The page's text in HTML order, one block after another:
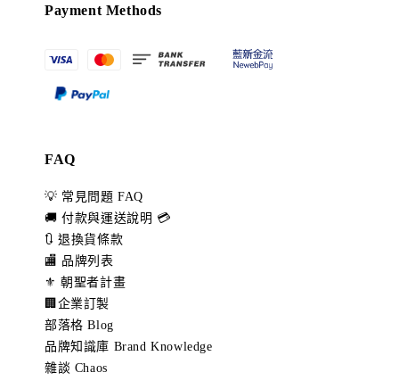
Payment Methods
FAQ
💡 常見問題 FAQ
🚚 付款與運送說明 💳
🔃 退換貨條款
🏬 品牌列表
⚜️ 朝聖者計畫
🏢企業訂製
部落格 Blog
品牌知識庫 Brand Knowledge
雜談 Chaos